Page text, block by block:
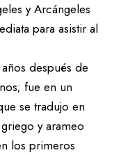
y Arcángeles
para asistir al
después de
fue en un
se tradujo en
y arameo
los primeros